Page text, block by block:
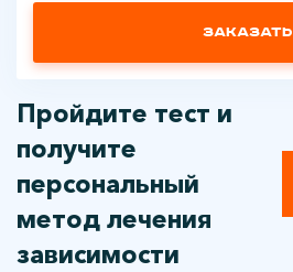
Заказать
Пройдите тест и
получите
персональный
метод лечения
зависимости